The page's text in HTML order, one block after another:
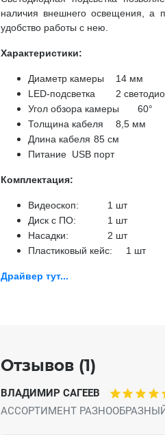
наличия внешнего освещения, а
удобство работы с нею.
Характеристики:
Диаметр камеры
14 мм
LED-подсветка
2
Угол обзора камеры
60°
Толщина кабеля
8,5 мм
Длина кабеля 85 см
Питание USB порт
Комплектация:
Видеоскоп:
1 шт
Диск с ПО:
1 шт
Насадки:
2 шт
Пластиковый кейc: 1 шт
Драйвер тут...
Отзывов (1)
ВЛАДИМИР САГЕЕВ
АССОРТИМЕНТ